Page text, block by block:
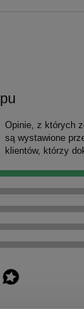
Opinie, z których
są wystawione
klientów, którzy